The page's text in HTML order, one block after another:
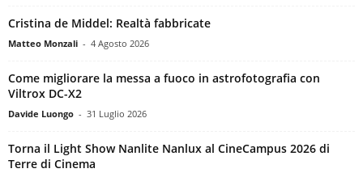
Cristina de Middel: Realtà fabbricate
Matteo Monzali - 4 Agosto 2026
Come migliorare la messa a fuoco in astrofotografia con
Viltrox DC-X2
Davide Luongo - 31 Luglio 2026
Torna il Light Show Nanlite Nanlux al CineCampus 2026 di
Terre di Cinema